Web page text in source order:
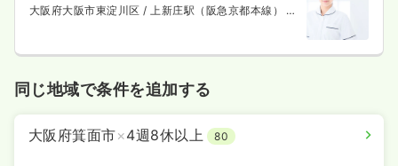
大阪府大阪市東淀川区 / 上新庄駅（阪急京都本線） 徒
同じ地域で条件を追加する
大阪府箕面市×4週8休以上 80